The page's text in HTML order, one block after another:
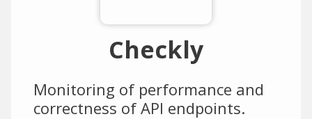
Checkly
Monitoring of performance and
correctness of API endpoints.